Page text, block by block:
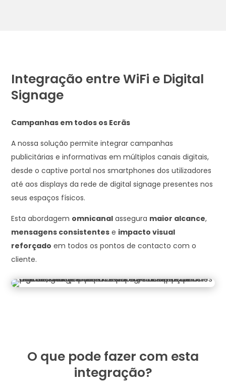
Integração entre WiFi e Digital
Signage
Campanhas em todos os Ecrãs
A nossa solução permite integrar campanhas
publicitárias e informativas em múltiplos canais digitais,
desde o captive portal nos smartphones dos utilizadores
até aos displays da rede de digital signage presentes nos
seus espaços físicos.
Esta abordagem omnicanal assegura maior alcance,
mensagens consistentes e impacto visual
reforçado em todos os pontos de contacto com o
cliente.
O que pode fazer com esta
integração?